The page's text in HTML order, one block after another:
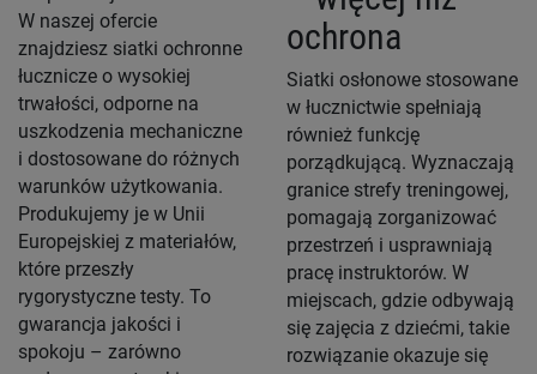
W naszej ofercie
znajdziesz siatki ochronne
łucznicze o wysokiej
trwałości, odporne na
uszkodzenia mechaniczne
i dostosowane do różnych
warunków użytkowania.
Produkujemy je w Unii
Europejskiej z materiałów,
które przeszły
rygorystyczne testy. To
gwarancja jakości i
spokoju – zarówno
ochrona
Siatki osłonowe stosowane
w łucznictwie spełniają
również funkcję
porządkującą. Wyznaczają
granice strefy treningowej,
pomagają zorganizować
przestrzeń i usprawniają
pracę instruktorów. W
miejscach, gdzie odbywają
się zajęcia z dziećmi, takie
rozwiązanie okazuje się